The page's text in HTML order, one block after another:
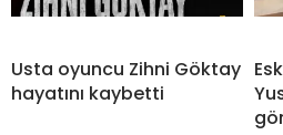
Usta oyuncu Zihni Göktay
hayatını kaybetti